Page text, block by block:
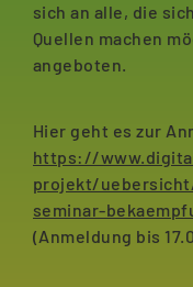
sich an alle, die
Quellen machen
angeboten.
Hier geht es zur
https://
projekt/
seminar-
(Anmeldung bis